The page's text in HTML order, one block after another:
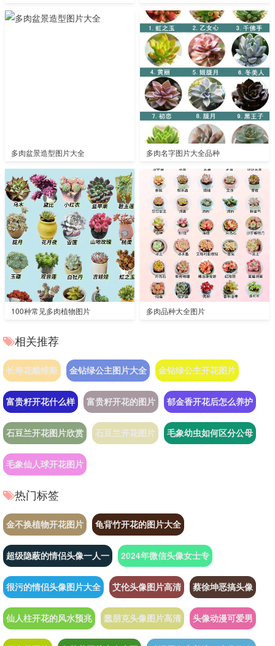
多肉盆景造型图片大全 多肉名字图片大全品种
100种常见多肉植物图片 多肉品种大全图片
相关推荐
长寿花戴维斯 金钻绿公主图片大全 金钻绿公主开花图片
富贵籽开花什么样 富贵籽开花的图片 郁金香开花后怎么养护
石豆兰开花图片欣赏 石豆兰开花图片 毛象幼虫如何区分公母
毛象仙人球开花图片
热门标签
金不换植物开花图片 龟背竹开花的图片大全
超级隐蔽的情侣头像一人一 2024年微信头像女士专
很污的情侣头像图片大全 艾伦头像图片高清 蔡徐坤恶搞头像
仙人柱开花的风水预兆 蠢朋克头像图片高清 头像动漫可爱男